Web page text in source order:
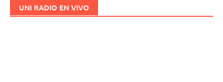
UNI RADIO EN VIVO